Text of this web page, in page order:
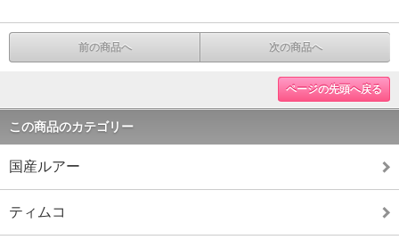
前の商品へ 次の商品へ
ページの先頭へ戻る
この商品のカテゴリー
国産ルアー
ティムコ